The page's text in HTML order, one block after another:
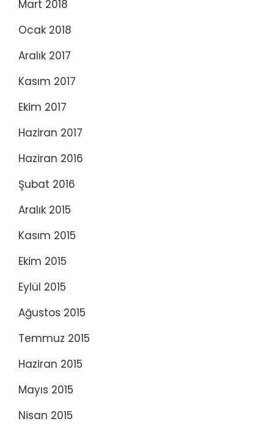
Mart 2018
Ocak 2018
Aralık 2017
Kasım 2017
Ekim 2017
Haziran 2017
Haziran 2016
Şubat 2016
Aralık 2015
Kasım 2015
Ekim 2015
Eylül 2015
Ağustos 2015
Temmuz 2015
Haziran 2015
Mayıs 2015
Nisan 2015